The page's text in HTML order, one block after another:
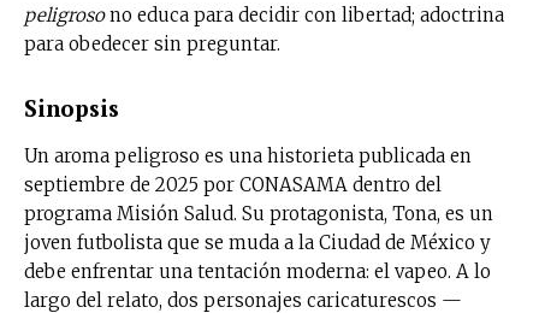
peligrosono educa para decidir con libertad; adoctrina
para obedecer sin preguntar.
Sinopsis
Un aroma peligroso es una historieta publicada en
septiembre de 2025 por CONASAMA dentro del
programa Misión Salud. Su protagonista, Tona, es un
joven futbolista que se muda a la Ciudad de México y
debe enfrentar una tentación moderna: el vapeo. A lo
largo del relato, dos personajes caricaturescos —